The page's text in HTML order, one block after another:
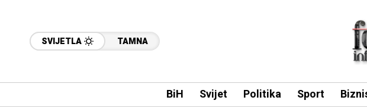
SVIJETLA TAMNA
BiH Svijet Politika Sport